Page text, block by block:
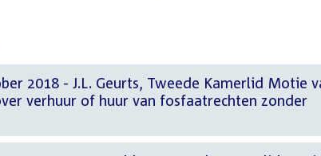
2018 - J.L. Geurts, Tweede Kamerlid Motie
verhuur of huur van fosfaatrechten zonder